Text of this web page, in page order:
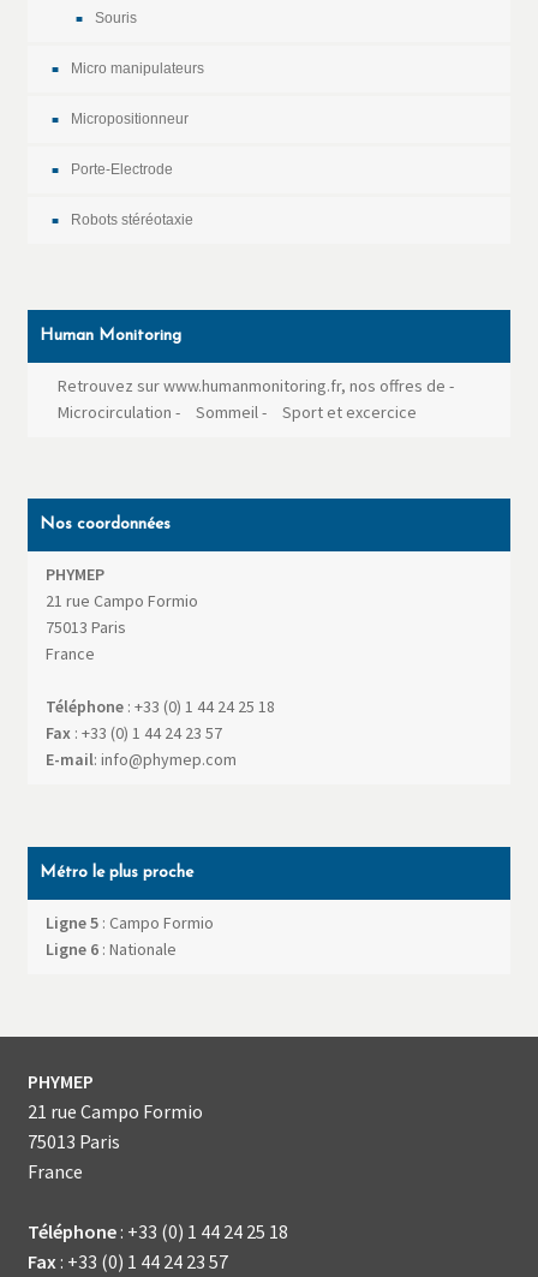
Souris
Micro manipulateurs
Micropositionneur
Porte-Electrode
Robots stéréotaxie
Human Monitoring
Retrouvez sur www.humanmonitoring.fr, nos offres de -
Microcirculation - Sommeil - Sport et excercice
Nos coordonnées
PHYMEP
21 rue Campo Formio
75013 Paris
France
Téléphone: +33 (0) 1 44 24 25 18
Fax: +33 (0) 1 44 24 23 57
E-mail: info@phymep.com
Métro le plus proche
Ligne 5: Campo Formio
Ligne 6: Nationale
PHYMEP
21 rue Campo Formio
75013 Paris
France
Téléphone: +33 (0) 1 44 24 25 18
Fax: +33 (0) 1 44 24 23 57